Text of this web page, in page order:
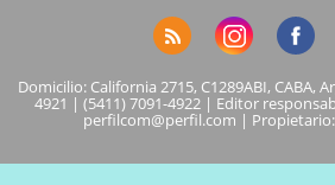
Domicilio: California 2715, C1289ABI, CABA,
4921 | (5411) 7091-4922 | Editor
perfilcom@perfil.com |